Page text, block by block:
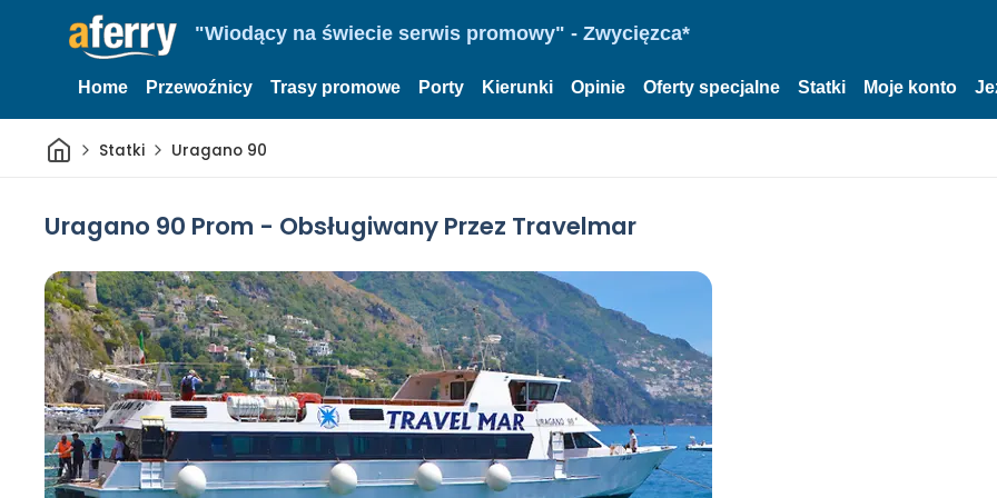
"Wiodący na świecie serwis promowy" - Zwycięzca*
Home Przewoźnicy Trasy promowe Porty Kierunki Opinie Oferty specjalne Statki Moje konto
DomStatki Uragano 90
Uragano 90 Prom - Obsługiwany Przez Travelmar